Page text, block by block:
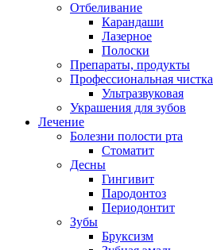
Отбеливание
Карандаши
Лазерное
Полоски
Препараты, продукты
Профессиональная чистка
Ультразвуковая
Украшения для зубов
Лечение
Болезни полости рта
Стоматит
Десны
Гингивит
Пародонтоз
Периодонтит
Зубы
Бруксизм